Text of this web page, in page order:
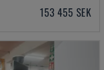
153 455 SEK